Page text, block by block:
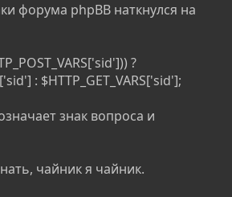
форума phpBB наткнулся на
?
: $HTTP_GET_VARS['sid'];
знак вопроса и
чайник я чайник.